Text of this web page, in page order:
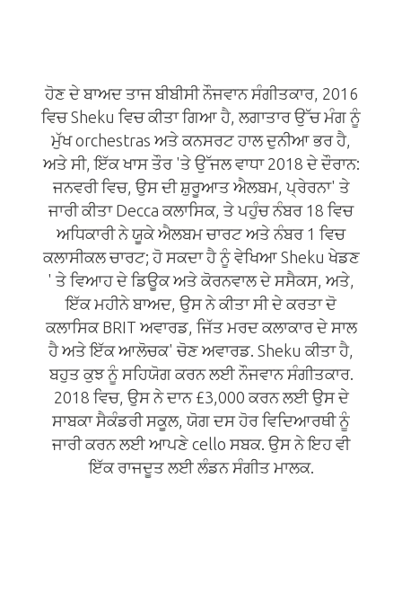
ਹੋਣ ਦੇ ਬਾਅਦ ਤਾਜ ਬੀਬੀਸੀ ਨੌਜਵਾਨ ਸੰਗੀਤਕਾਰ, 2016
ਵਿਚ Sheku ਵਿਚ ਕੀਤਾ ਗਿਆ ਹੈ, ਲਗਾਤਾਰ ਉੱਚ ਮੰਗ ਨੂੰ
ਮੁੱਖ orchestras ਅਤੇ ਕਨਸਰਟ ਹਾਲ ਦੁਨੀਆ ਭਰ ਹੈ,
ਅਤੇ ਸੀ, ਇੱਕ ਖਾਸ ਤੌਰ 'ਤੇ ਉੱਜਲ ਵਾਧਾ 2018 ਦੇ ਦੌਰਾਨ:
ਜਨਵਰੀ ਵਿਚ, ਉਸ ਦੀ ਸ਼ੁਰੂਆਤ ਐਲਬਮ, ਪ੍ਰੇਰਨਾ' ਤੇ
ਜਾਰੀ ਕੀਤਾ Decca ਕਲਾਸਿਕ, ਤੇ ਪਹੁੰਚ ਨੰਬਰ 18 ਵਿਚ
ਅਧਿਕਾਰੀ ਨੇ ਯੂਕੇ ਐਲਬਮ ਚਾਰਟ ਅਤੇ ਨੰਬਰ 1 ਵਿਚ
ਕਲਾਸੀਕਲ ਚਾਰਟ; ਹੋ ਸਕਦਾ ਹੈ ਨੂੰ ਵੇਖਿਆ Sheku ਖੇਡਣ
' ਤੇ ਵਿਆਹ ਦੇ ਡਿਊਕ ਅਤੇ ਕੋਰਨਵਾਲ ਦੇ ਸਸੈਕਸ, ਅਤੇ,
ਇੱਕ ਮਹੀਨੇ ਬਾਅਦ, ਉਸ ਨੇ ਕੀਤਾ ਸੀ ਦੇ ਕਰਤਾ ਦੋ
ਕਲਾਸਿਕ BRIT ਅਵਾਰਡ, ਜਿੱਤ ਮਰਦ ਕਲਾਕਾਰ ਦੇ ਸਾਲ
ਹੈ ਅਤੇ ਇੱਕ ਆਲੋਚਕ' ਚੋਣ ਅਵਾਰਡ. Sheku ਕੀਤਾ ਹੈ,
ਬਹੁਤ ਕੁਝ ਨੂੰ ਸਹਿਯੋਗ ਕਰਨ ਲਈ ਨੌਜਵਾਨ ਸੰਗੀਤਕਾਰ.
2018 ਵਿਚ, ਉਸ ਨੇ ਦਾਨ £3,000 ਕਰਨ ਲਈ ਉਸ ਦੇ
ਸਾਬਕਾ ਸੈਕੰਡਰੀ ਸਕੂਲ, ਯੋਗ ਦਸ ਹੋਰ ਵਿਦਿਆਰਥੀ ਨੂੰ
ਜਾਰੀ ਕਰਨ ਲਈ ਆਪਣੇ cello ਸਬਕ. ਉਸ ਨੇ ਇਹ ਵੀ
ਇੱਕ ਰਾਜਦੂਤ ਲਈ ਲੰਡਨ ਸੰਗੀਤ ਮਾਲਕ.